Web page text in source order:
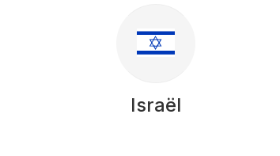
Israël